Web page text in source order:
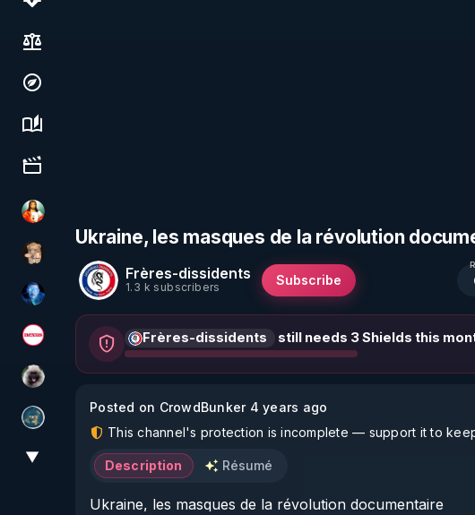
Society, justice & freedoms
Economy, environment & technology
Science, history & spirituality
Culture, media & entertainment
L'autre son de cloche
DataCenter
AH2020
Magazine Nexus
Priscane
Réinformation sur le monde
▼
Ukraine, les masques de la révolution
Frères-dissidents
1.3 k subscribers Subscribe
Frères-dissidents still needs 3 Shields this
Posted on CrowdBunker 4 years ago
This channel's protection is incomplete — support it to
Description Résumé
Ukraine, les masques de la révolution documentaire